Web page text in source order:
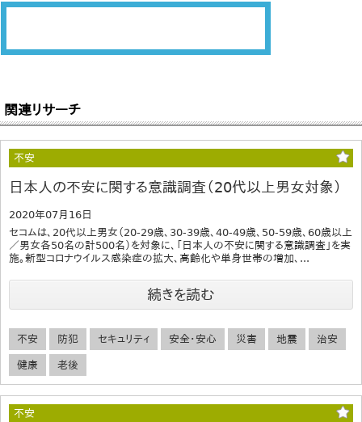
関連リサーチ
不安
日本人の不安に関する意識調査（20代以上男女対象）
2020年07月16日
セコムは、20代以上男女（20-29歳、30-39歳、40-49歳、50-59歳、60歳以上
／男女各50名の計500名）を対象に、「日本人の不安に関する意識調査」を実
施。新型コロナウイルス感染症の拡大、高齢化や単身世帯の増加、...
続きを読む
不安 防犯 セキュリティ 安全・安心 災害 地震 治安
健康 老後
不安